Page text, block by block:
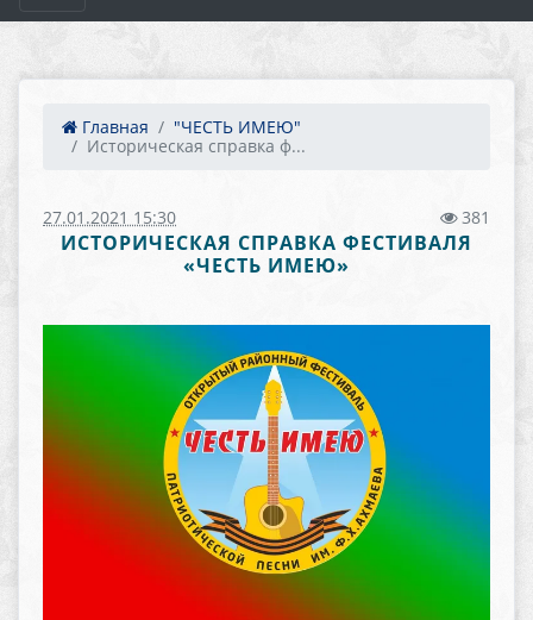
Главная
"ЧЕСТЬ ИМЕЮ"
Историческая справка ф...
27.01.2021 15:30 381
ИСТОРИЧЕСКАЯ СПРАВКА ФЕСТИВАЛЯ
«ЧЕСТЬ ИМЕЮ»